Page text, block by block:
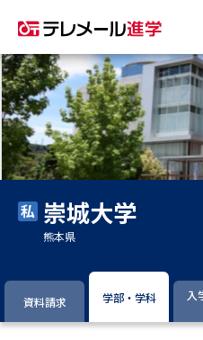
資料請求
大学・短大の資料種類から
大学パンフ
過去問題集
崇城大学
熊本県
資料請求 学部・学科
入